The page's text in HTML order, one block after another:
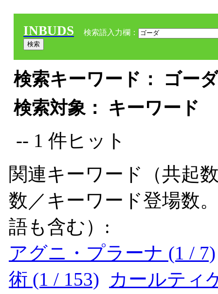
INBUDS 検索語入力欄：
検索キーワード： ゴー
検索対象： キーワード
-- 1 件ヒット
関連キーワード（共起
数／キーワード登場数
語も含む）:
アグニ・プラーナ (1 / 7)
術 (1 / 153)
カールティ